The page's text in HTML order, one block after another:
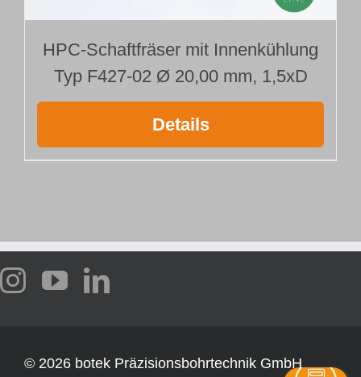
HPC-Schaftfräser mit Innenkühlung
Typ F427-02 Ø 20,00 mm, 1,5xD
Details
© 2026 botek Präzisionsbohrtechnik GmbH